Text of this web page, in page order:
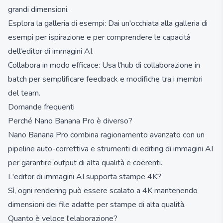
grandi dimensioni.
Esplora la galleria di esempi: Dai un'occhiata alla galleria di
esempi per ispirazione e per comprendere le capacità
dell'editor di immagini AI.
Collabora in modo efficace: Usa l'hub di collaborazione in
batch per semplificare feedback e modifiche tra i membri
del team.
Domande frequenti
Perché Nano Banana Pro è diverso?
Nano Banana Pro combina ragionamento avanzato con un
pipeline auto-correttiva e strumenti di editing di immagini AI
per garantire output di alta qualità e coerenti.
L'editor di immagini AI supporta stampe 4K?
Sì, ogni rendering può essere scalato a 4K mantenendo
dimensioni dei file adatte per stampe di alta qualità.
Quanto è veloce l'elaborazione?